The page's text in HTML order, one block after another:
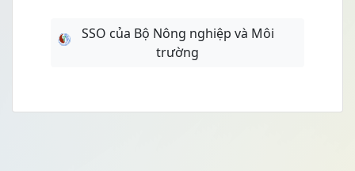
SSO của Bộ Nông nghiệp và Môi
trường